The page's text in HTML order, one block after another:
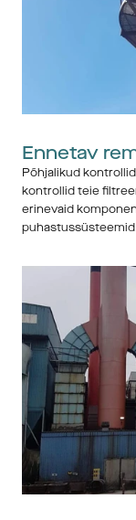
Ennetav
Põhjalikud
kontrollid teie
erinevaid